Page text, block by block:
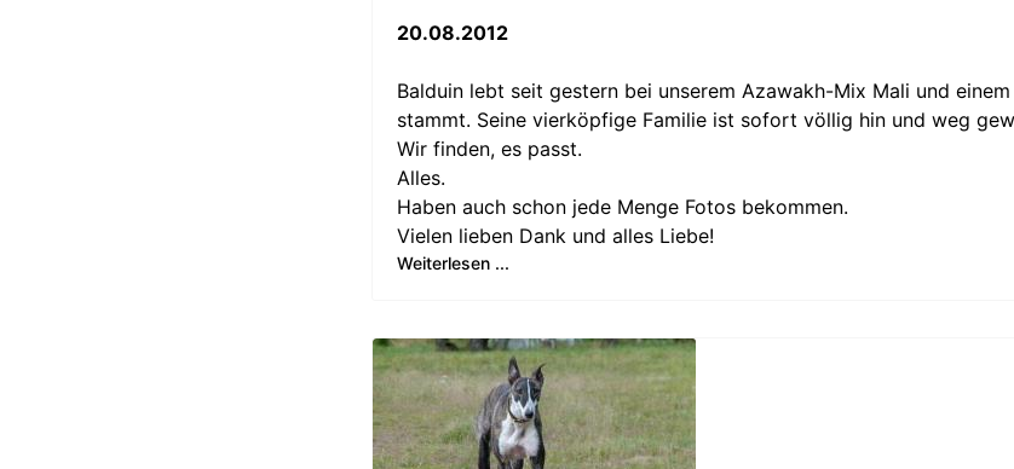
20.08.2012
Balduin lebt seit gestern bei unserem Azawakh-Mix Mali und
stammt. Seine vierköpfige Familie ist sofort völlig hin und weg
Wir finden, es passt.
Alles.
Haben auch schon jede Menge Fotos bekommen.
Vielen lieben Dank und alles Liebe!
Weiterlesen ...